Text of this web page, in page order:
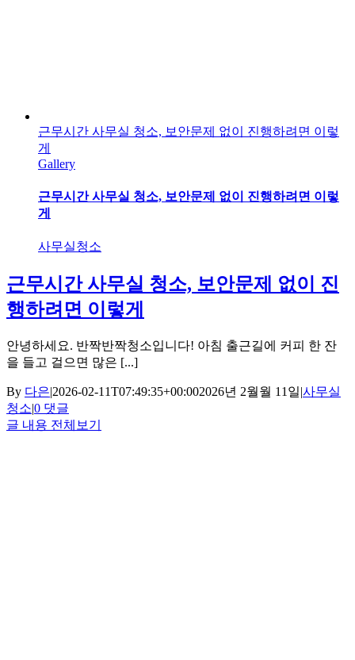
근무시간 사무실 청소, 보안문제 없이 진행하려면 이렇
게
Gallery
근무시간 사무실 청소, 보안문제 없이 진행하려면 이렇
게
사무실청소
근무시간 사무실 청소, 보안문제 없이 진
행하려면 이렇게
안녕하세요. 반짝반짝청소입니다! 아침 출근길에 커피 한 잔
을 들고 걸으면 많은 [...]
By 다은|2026-02-11T07:49:35+00:002026년 2월월 11일|사무실
청소|0 댓글
글 내용 전체보기